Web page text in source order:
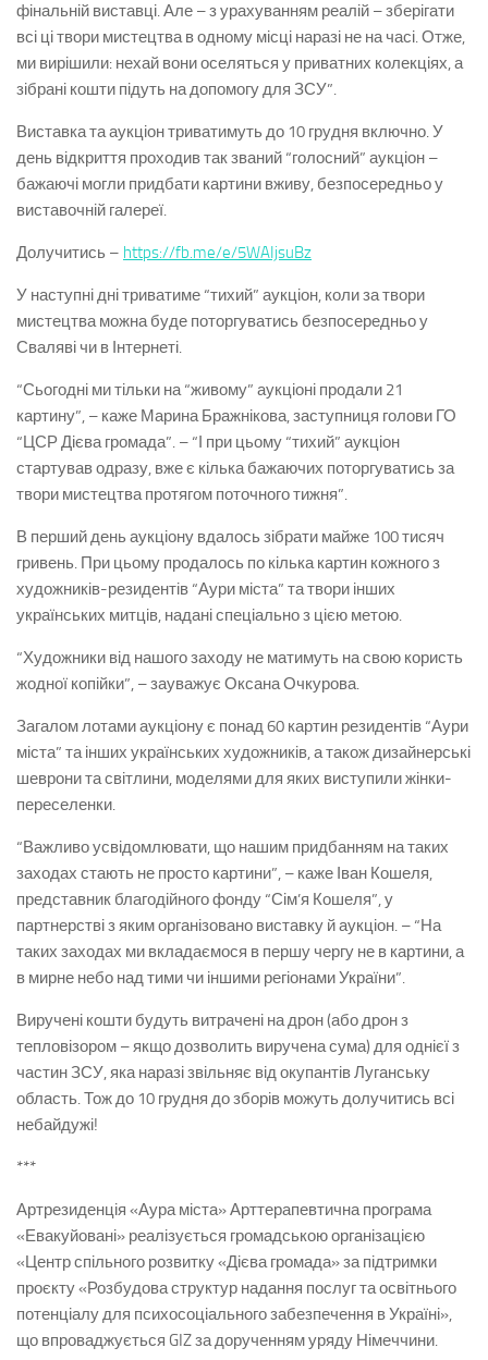
фінальній виставці. Але – з урахуванням реалій – зберігати
всі ці твори мистецтва в одному місці наразі не на часі. Отже,
ми вирішили: нехай вони оселяться у приватних колекціях, а
зібрані кошти підуть на допомогу для ЗСУ”.
Виставка та аукціон триватимуть до 10 грудня включно. У
день відкриття проходив так званий “голосний” аукціон –
бажаючі могли придбати картини вживу, безпосередньо у
виставочній галереї.
Долучитись – https://fb.me/e/5WAIjsuBz
У наступні дні триватиме “тихий” аукціон, коли за твори
мистецтва можна буде поторгуватись безпосередньо у
Сваляві чи в Інтернеті.
“Сьогодні ми тільки на “живому” аукціоні продали 21
картину”, – каже Марина Бражнікова, заступниця голови ГО
“ЦСР Дієва громада”. – “І при цьому “тихий” аукціон
стартував одразу, вже є кілька бажаючих поторгуватись за
твори мистецтва протягом поточного тижня”.
В перший день аукціону вдалось зібрати майже 100 тисяч
гривень. При цьому продалось по кілька картин кожного з
художників-резидентів “Аури міста” та твори інших
українських митців, надані спеціально з цією метою.
“Художники від нашого заходу не матимуть на свою користь
жодної копійки”, – зауважує Оксана Очкурова.
Загалом лотами аукціону є понад 60 картин резидентів “Аури
міста” та інших українських художників, а також дизайнерські
шеврони та світлини, моделями для яких виступили жінки-
переселенки.
“Важливо усвідомлювати, що нашим придбанням на таких
заходах стають не просто картини”, – каже Іван Кошеля,
представник благодійного фонду “Сім’я Кошеля”, у
партнерстві з яким організовано виставку й аукціон. – “На
таких заходах ми вкладаємося в першу чергу не в картини, а
в мирне небо над тими чи іншими регіонами України”.
Виручені кошти будуть витрачені на дрон (або дрон з
тепловізором – якщо дозволить виручена сума) для однієї з
частин ЗСУ, яка наразі звільняє від окупантів Луганську
область. Тож до 10 грудня до зборів можуть долучитись всі
небайдужі!
***
Артрезиденція «Аура міста» Арттерапевтична програма
«Евакуйовані» реалізується громадською організацією
«Центр спільного розвитку «Дієва громада» за підтримки
проєкту «Розбудова структур надання послуг та освітнього
потенціалу для психосоціального забезпечення в Україні»,
що впроваджується GIZ за дорученням уряду Німеччини.